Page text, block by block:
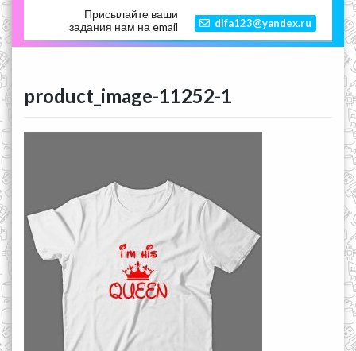
Присылайте ваши
задания нам на email
difa123@yandex.ru
product_image-11252-1